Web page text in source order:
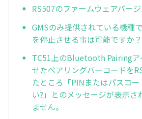
RS507のファームウェアバー
GMSのみ提供されている機種
を停止させる事は可能ですか？
TC51上のBluetooth Pairingア
せたペアリングバーコードを
たところ「PINまたはパスコ
い?」とのメッセージが表示さ
ません。